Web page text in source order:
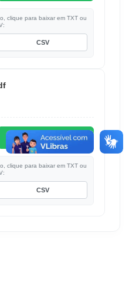
clique para baixar em TXT ou
CSV
Baixar
clique para baixar em TXT ou
CSV